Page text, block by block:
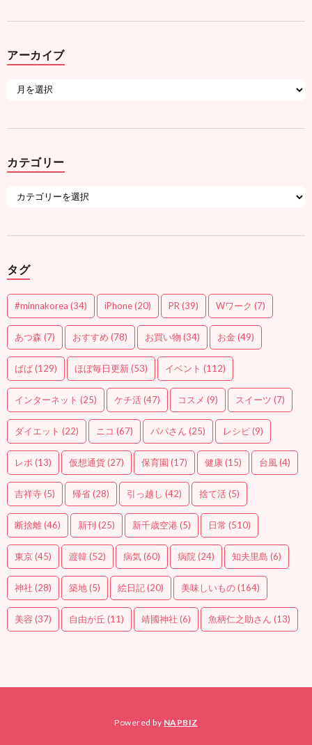
アーカイブ
カテゴリー
タグ
#minnakorea (34) iPhone(20) PR (39) Wワーク (7)
あつ森 (7) おすすめ (78) お買い物 (34) お金 (49)
ばば(129) ほぼ毎日更新(53) イベント (112)
インターネット (25) ケチ活(47) コスメ (9) スイーツ (7)
ダイエット (22) ニコ (67) パパさん (25) レシピ(9)
レポ (13) 仮想通貨(27) 保育園 (17) 健康(15) 台風(4)
吉祥寺(5) 帰省(28) 引っ越し (42) 捨て活(5)
断捨離(46) 新刊 (25) 新千歳空港(5) 日常 (510)
東京(45) 渡韓(52) 病気(60) 病院 (24) 知夫里島 (6)
神社 (28) 築地(5) 絵日記(20) 美味しいもの(164)
美容 (37) 自由が丘 (11) 靖國神社 (6) 魚柄仁之助さん (13)
Powered by NAPBIZ